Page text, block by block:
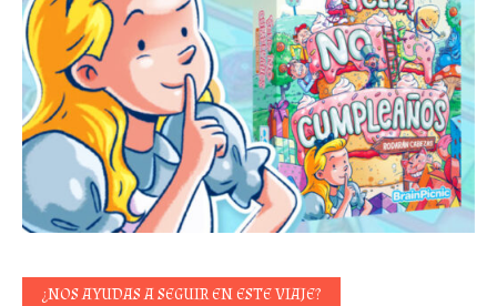
¿NOS AYUDAS A SEGUIR EN ESTE VIAJE?